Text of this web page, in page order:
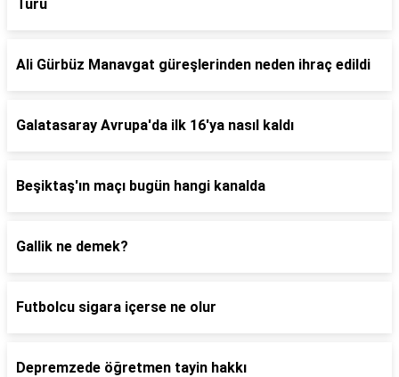
Türü
Ali Gürbüz Manavgat güreşlerinden neden ihraç edildi
Galatasaray Avrupa'da ilk 16'ya nasıl kaldı
Beşiktaş'ın maçı bugün hangi kanalda
Gallik ne demek?
Futbolcu sigara içerse ne olur
Depremzede öğretmen tayin hakkı